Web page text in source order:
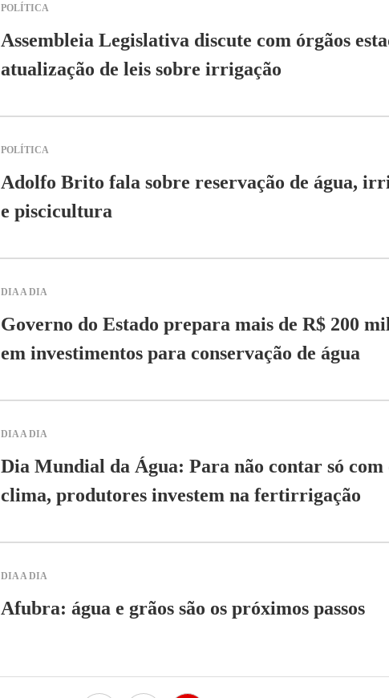
POLÍTICA
Assembleia Legislativa discute com órgãos
atualização de leis sobre irrigação
POLÍTICA
Adolfo Brito fala sobre reservação de água,
e piscicultura
DIA A DIA
Governo do Estado prepara mais de R$ 200
em investimentos para conservação de água
DIA A DIA
Dia Mundial da Água: Para não contar só com
clima, produtores investem na fertirrigação
DIA A DIA
Afubra: água e grãos são os próximos passos